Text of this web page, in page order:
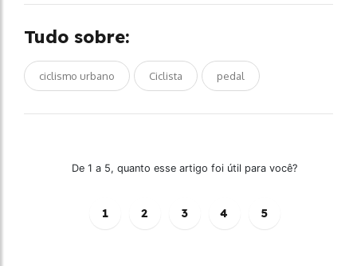
Tudo sobre:
ciclismo urbano Ciclista pedal
De 1 a 5, quanto esse artigo foi útil para você?
1 2 3 4 5